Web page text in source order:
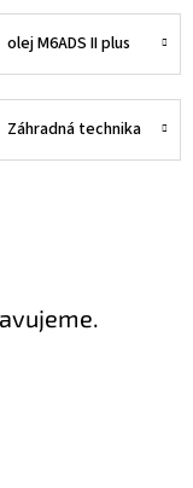
olej M6ADS II plus
Záhradná technika